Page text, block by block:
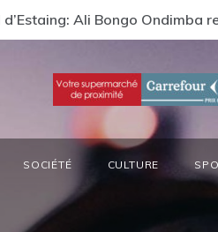
préside la réunion
SOCIÉTÉ CULTURE